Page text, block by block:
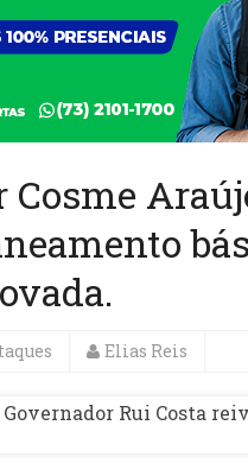
Cosme
Elias Reis